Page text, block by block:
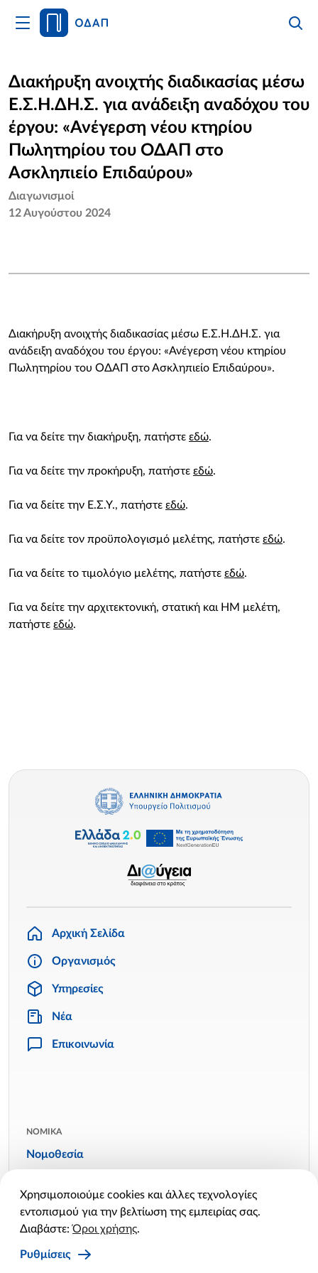
Άνοιγμα
Κυρίως
Αρχική
Οργανισμός
Υπηρεσίες
Νέα
Επικοινωνία
Διακήρυξη ανοιχτής διαδικασίας μέσω
Ε.Σ.Η.ΔΗ.Σ. για ανάδειξη αναδόχου του
έργου: «Ανέγερση νέου κτηρίου
Πωλητηρίου του ΟΔΑΠ στο
Ασκληπιείο Επιδαύρου»
Διαγωνισμοί
12 Αυγούστου 2024
Διακήρυξη ανοιχτής διαδικασίας μέσω Ε.Σ.Η.ΔΗ.Σ. για
ανάδειξη αναδόχου του έργου: «Ανέγερση νέου κτηρίου
Πωλητηρίου του ΟΔΑΠ στο Ασκληπιείο Επιδαύρου».
Για να δείτε την διακήρυξη, πατήστε εδώ.
Για να δείτε την προκήρυξη, πατήστε εδώ.
Για να δείτε την Ε.Σ.Υ., πατήστε εδώ.
Για να δείτε τον προϋπολογισμό μελέτης, πατήστε εδώ.
Για να δείτε το τιμολόγιο μελέτης, πατήστε εδώ.
Για να δείτε την αρχιτεκτονική, στατική και ΗΜ μελέτη,
πατήστε εδώ.
Αρχική Σελίδα
Οργανισμός
Υπηρεσίες
Νέα
Επικοινωνία
ΝΟΜΙΚΑ
Νομοθεσία
Πολιτική απορρήτου
Πολιτική cookies
Χρησιμοποιούμε cookies και άλλες τεχνολογίες
εντοπισμού για την βελτίωση της εμπειρίας σας.
Διαβάστε:Όροι χρήσης.
Ρυθμίσεις